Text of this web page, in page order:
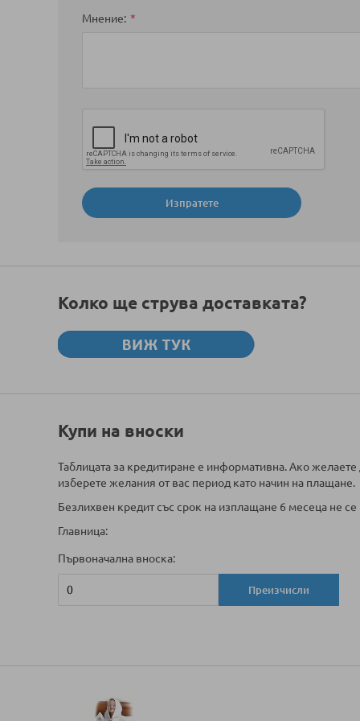
Мнение
Изпратете
Колко ще струва доставката?
Купи на вноски
Таблицата за кредитиране е информативна. Ако
изберете желания от вас период като начин на плащане.
Безлихвен кредит със срок на изплащане 6 месеца не
Главница:
Първоначална вноска:
Преизчисли